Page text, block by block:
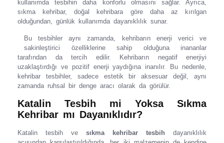
kullanımda tesbihin daha konforlu olmasını sağlar. Ayrıca,
sıkma kehribar, doğal kehribara göre daha az kırılgan
olduğundan, günlük kullanımda dayanıklılık sunar.
Bu tesbihler aynı zamanda, kehribarın enerji verici ve
sakinleştirici özelliklerine sahip olduğuna inananlar
tarafından da tercih edilir. Kehribarın negatif enerjiyi
uzaklaştırdığı ve pozitif enerji yaydığına inanılır. Bu nedenle,
kehribar tesbihler, sadece estetik bir aksesuar değil, aynı
zamanda ruhsal bir denge aracı olarak da görülür.
Katalin Tesbih mi Yoksa Sıkma
Kehribar mı Dayanıklıdır?
Katalin tesbih ve sıkma kehribar tesbih dayanıklılık